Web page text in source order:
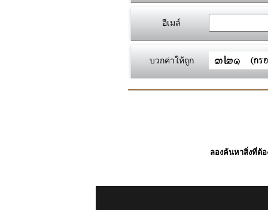
อีเมล์
บวกค่าให้ถูก
ลองค้นหาสิ่งที่ต้อ